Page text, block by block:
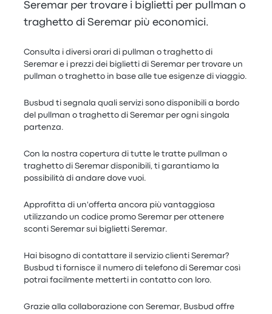
Seremar per trovare i biglietti per pullman o
traghetto di Seremar più economici.
Consulta i diversi orari di pullman o traghetto di
Seremar e i prezzi dei biglietti di Seremar per trovare un
pullman o traghetto in base alle tue esigenze di viaggio.
Busbud ti segnala quali servizi sono disponibili a bordo
del pullman o traghetto di Seremar per ogni singola
partenza.
Con la nostra copertura di tutte le tratte pullman o
traghetto di Seremar disponibili, ti garantiamo la
possibilità di andare dove vuoi.
Approfitta di un'offerta ancora più vantaggiosa
utilizzando un codice promo Seremar per ottenere
sconti Seremar sui biglietti Seremar.
Hai bisogno di contattare il servizio clienti Seremar?
Busbud ti fornisce il numero di telefono di Seremar così
potrai facilmente metterti in contatto con loro.
Grazie alla collaborazione con Seremar, Busbud offre